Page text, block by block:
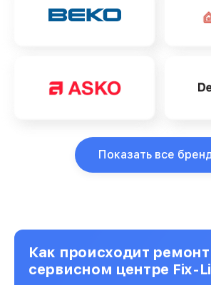
Показать все
Как происходит ремонт
сервисном центре Fix-